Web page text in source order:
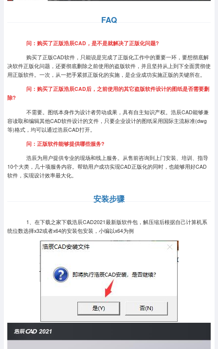
FAQ
问：购买了正版浩辰CAD，是不是就解决了正版化问题?
购买了正版CAD软件，只能说是完成了正版化工作中的重要一环，要想彻底解
决软件正版化问题，还要彻底删除之前使用的盗版软件，并且坚持从上到下全面贯彻使
用正版软件。一次，从一把手紧抓正版化的实施，是企业成功实施正版的关键所在。
问：购买了正版浩辰CAD后，之前使用的其它盗版软件设计的图纸是否需要删
除?
不需要。图纸本身作为设计者劳动成果，具有自主知识产权。浩辰CAD能够兼
容读取和编辑其他CAD软件设计的文件，只要企业设计的图纸采用国际主流标准(dwg
等)格式，均可以通过浩辰CAD打开。
问：正版软件能够提供哪些服务?
浩辰为用户提供专业的现场和线上服务。从售前咨询到上门安装、培训、指导
10个大类，几十项服务内容。帮助用户成功实现CAD正版化的同时，也能够用好CAD
软件，实现设计效率最大化。
安装步骤
1、在下载之家下载浩辰CAD2021最新版软件包，解压缩后根据自己计算机系
统位数选择x32或者x64的安装包安装，小编以x64为例